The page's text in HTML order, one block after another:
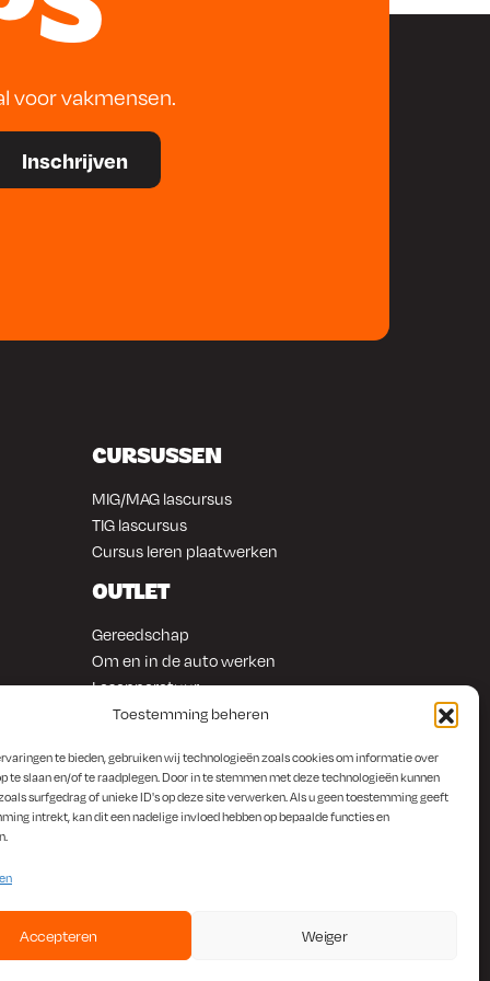
Toestemming beheren
te bieden, gebruiken wij technologieën zoals cookies om informatie over
te slaan en/of te raadplegen. Door in te stemmen met deze technologieën kunnen
surfgedrag of unieke ID's op deze site verwerken. Als u geen toestemming geeft
intrekt, kan dit een nadelige invloed hebben op bepaalde functies en
Accepteren Weiger
voor vakmensen.
CURSUSSEN
MIG/MAG lascursus
TIG lascursus
Cursus leren plaatwerken
OUTLET
Gereedschap
Om en in de auto werken
Lasapparatuur
Overige producten